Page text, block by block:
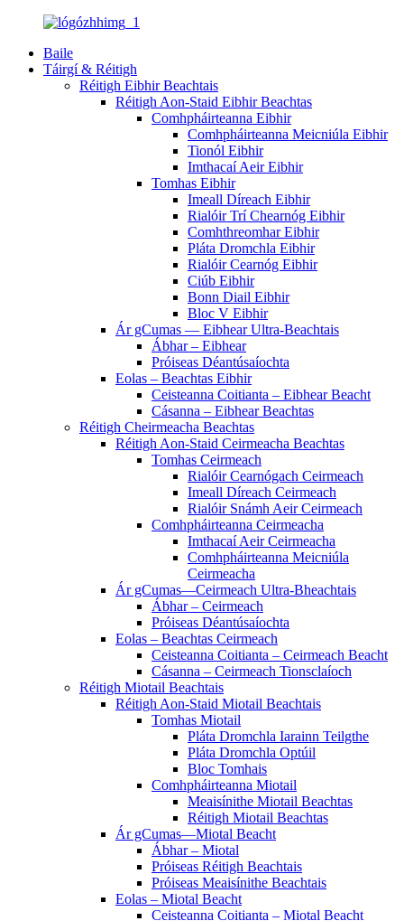
Baile
Táirgí & Réitigh
Réitigh Eibhir Beachtais
Réitigh Aon-Staid Eibhir Beachtas
Comhpháirteanna Eibhir
Comhpháirteanna Meicniúla Eibhir
Tionól Eibhir
Imthacaí Aeir Eibhir
Tomhas Eibhir
Imeall Díreach Eibhir
Rialóir Trí Chearnóg Eibhir
Comhthreomhar Eibhir
Pláta Dromchla Eibhir
Rialóir Cearnóg Eibhir
Ciúb Eibhir
Bonn Diail Eibhir
Bloc V Eibhir
Ár gCumas — Eibhear Ultra-Beachtais
Ábhar – Eibhear
Próiseas Déantúsaíochta
Eolas – Beachtas Eibhir
Ceisteanna Coitianta – Eibhear Beacht
Cásanna – Eibhear Beachtas
Réitigh Cheirmeacha Beachtas
Réitigh Aon-Staid Ceirmeacha Beachtas
Tomhas Ceirmeach
Rialóir Cearnógach Ceirmeach
Imeall Díreach Ceirmeach
Rialóir Snámh Aeir Ceirmeach
Comhpháirteanna Ceirmeacha
Imthacaí Aeir Ceirmeacha
Comhpháirteanna Meicniúla
Ceirmeacha
Ár gCumas—Ceirmeach Ultra-Bheachtais
Ábhar – Ceirmeach
Próiseas Déantúsaíochta
Eolas – Beachtas Ceirmeach
Ceisteanna Coitianta – Ceirmeach Beacht
Cásanna – Ceirmeach Tionsclaíoch
Réitigh Miotail Beachtais
Réitigh Aon-Staid Miotail Beachtais
Tomhas Miotail
Pláta Dromchla Iarainn Teilgthe
Pláta Dromchla Optúil
Bloc Tomhais
Comhpháirteanna Miotail
Meaisínithe Miotail Beachtas
Réitigh Miotail Beachtas
Ár gCumas—Miotal Beacht
Ábhar – Miotal
Próiseas Réitigh Beachtais
Próiseas Meaisínithe Beachtais
Eolas – Miotal Beacht
Ceisteanna Coitianta – Miotal Beacht